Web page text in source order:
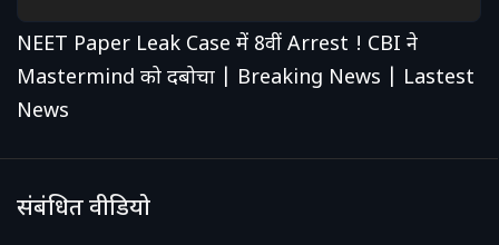
NEET Paper Leak Case में 8वीं Arrest ! CBI ने
Mastermind को दबोचा | Breaking News | Lastest
News
संबंधित वीडियो